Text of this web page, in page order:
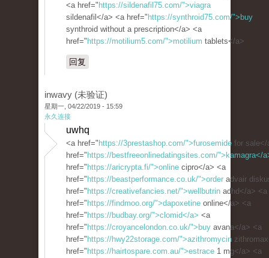
<a href=" https://sildenafil75.com/">viagra
sildenafil</a> <a href=" https://synthroid75.com/">buy
synthroid without a prescription</a> <a
href=" https://motilium5.com/">motilium tablets</a>
回复
inwavy (未验证)
星期一, 04/22/2019 - 15:59
永久连接
uwhq
<a href=" https://3prestashop.com/">furosemide for sale</
href=" https://bestfreeonlinedatingsites.com/">kamagra</
href=" https://aricrypta.fi/">online cipro</a> <a
href=" https://beastperformance.co.uk/">order advair
href=" https://creativefancies.net/">wellbutrin adhd</a> <a
href=" https://findmoo.org/">dapoxetine online</a> <a
href=" https://budbay.org/">clomid</a> <a
href=" https://croyancelondon.co.uk/">buy avana</a> <a
href=" https://hwy22storage.com/">azithromycin
href=" https://hairtospare.com.au/">estrace 1 mg</a> <a